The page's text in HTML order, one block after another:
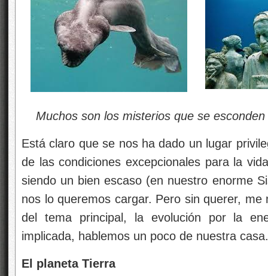
Muchos son los misterios que se esconden
Está claro que se nos ha dado un lugar
de las condiciones excepcionales para la
siendo un bien escaso (en nuestro enorme
nos lo queremos cargar. Pero sin querer,
del tema principal, la evolución por la
implicada, hablemos un poco de nuestra casa.
El planeta Tierra